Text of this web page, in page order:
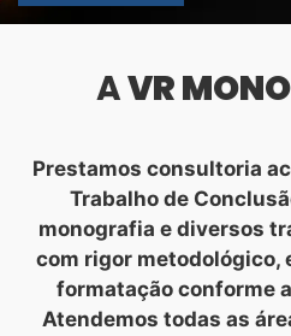
AVR
Prestamos consultoria
Trabalho de
monografia e diversos
com rigor metodológico,
formatação conforme
Atendemos todas as